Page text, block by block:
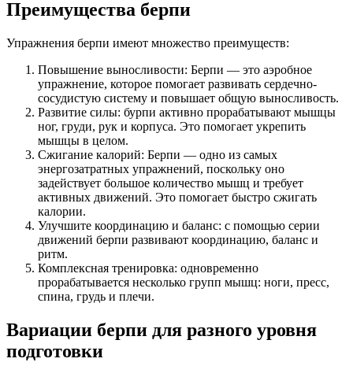
Преимущества берпи
Упражнения берпи имеют множество преимуществ:
Повышение выносливости: Берпи — это аэробное
упражнение, которое помогает развивать сердечно-
сосудистую систему и повышает общую выносливость.
Развитие силы: бурпи активно прорабатывают мышцы
ног, груди, рук и корпуса. Это помогает укрепить
мышцы в целом.
Сжигание калорий: Берпи — одно из самых
энергозатратных упражнений, поскольку оно
задействует большое количество мышц и требует
активных движений. Это помогает быстро сжигать
калории.
Улучшите координацию и баланс: с помощью серии
движений берпи развивают координацию, баланс и
ритм.
Комплексная тренировка: одновременно
прорабатывается несколько групп мышц: ноги, пресс,
спина, грудь и плечи.
Вариации берпи для разного уровня
подготовки